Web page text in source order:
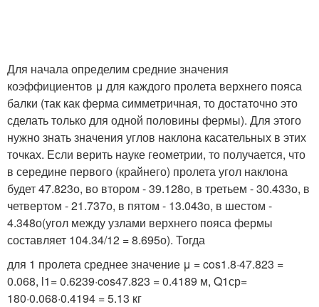
Для начала определим средние значения
коэффициентов μ для каждого пролета верхнего пояса
балки (так как ферма симметричная, то достаточно это
сделать только для одной половины фермы). Для этого
нужно знать значения углов наклона касательных в этих
точках. Если верить науке геометрии, то получается, что
в середине первого (крайнего) пролета угол наклона
будет 47.823о, во втором - 39.128о, в третьем - 30.433о, в
четвертом - 21.737о, в пятом - 13.043о, в шестом -
4.348о(угол между узлами верхнего пояса фермы
составляет 104.34/12 = 8.695о). Тогда
для 1 пролета среднее значение μ = cos1.8·47.823 =
0.068, l1= 0.6239·cos47.823 = 0.4189 м, Q1ср=
180·0.068·0.4194 = 5.13 кг